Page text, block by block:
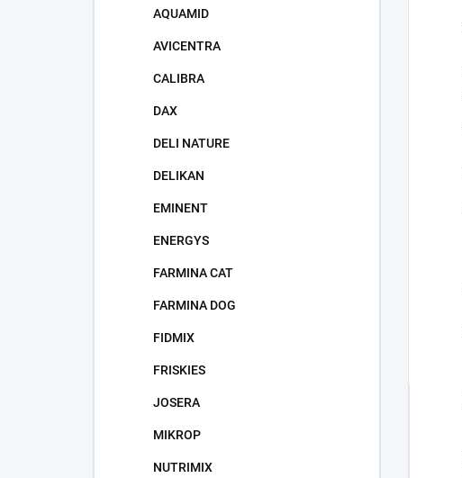
AQUAMID
AVICENTRA
CALIBRA
DAX
DELI NATURE
DELIKAN
EMINENT
ENERGYS
FARMINA CAT
FARMINA DOG
FIDMIX
FRISKIES
JOSERA
MIKROP
NUTRIMIX